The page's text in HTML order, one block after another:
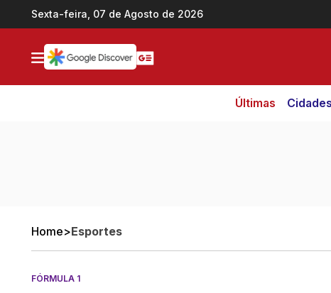
Ir direto pro conteúdo
Sexta-feira, 07 de Agosto de 2026
Últimas Cidades
Home>Esportes
FÓRMULA 1